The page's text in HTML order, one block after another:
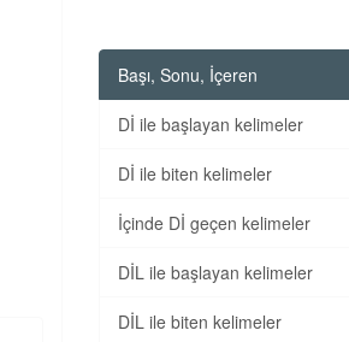
Başı, Sonu, İçeren
Dİ ile başlayan kelimeler
Dİ ile biten kelimeler
İçinde Dİ geçen kelimeler
DİL ile başlayan kelimeler
DİL ile biten kelimeler